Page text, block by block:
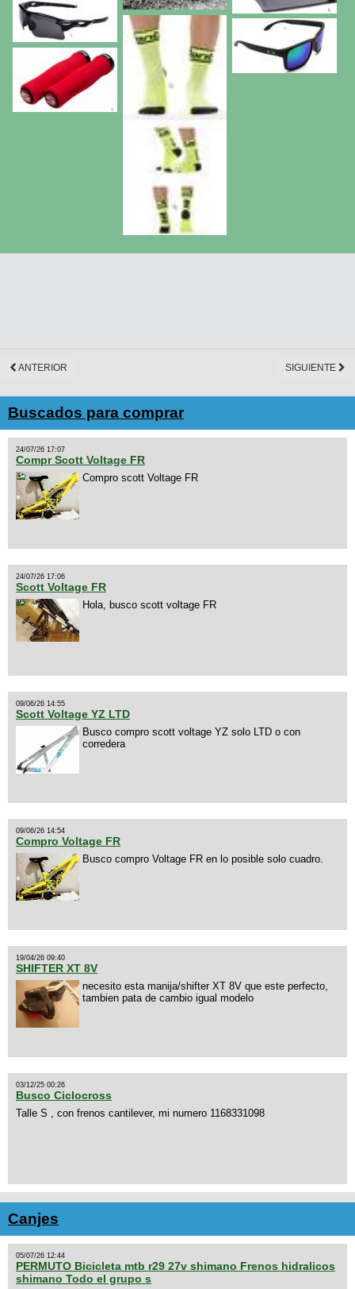
ANTERIOR SIGUIENTE
Buscados para comprar
24/07/26 17:07
Compr Scott Voltage FR
Compro scott Voltage FR
24/07/26 17:06
Scott Voltage FR
Hola, busco scott voltage FR
09/06/26 14:55
Scott Voltage YZ LTD
Busco compro scott voltage YZ solo LTD o con
corredera
09/06/26 14:54
Compro Voltage FR
Busco compro Voltage FR en lo posible solo cuadro.
19/04/26 09:40
SHIFTER XT 8V
necesito esta manija/shifter XT 8V que este perfecto,
tambien pata de cambio igual modelo
03/12/25 00:26
Busco Ciclocross
Talle S , con frenos cantilever, mi numero 1168331098
Canjes
05/07/26 12:44
PERMUTO Bicicleta mtb r29 27v shimano Frenos hidralicos
shimano Todo el grupo s